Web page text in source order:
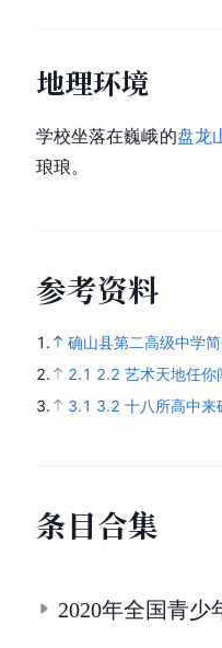
地理环境
学校坐落在巍峨的盘龙
琅琅。
参考资料
1.
确山县第二高级中学
2.
2.1 2.2 艺术天地任
3.
3.1 3.2 十八所高中来
条目合集
2020年全国青